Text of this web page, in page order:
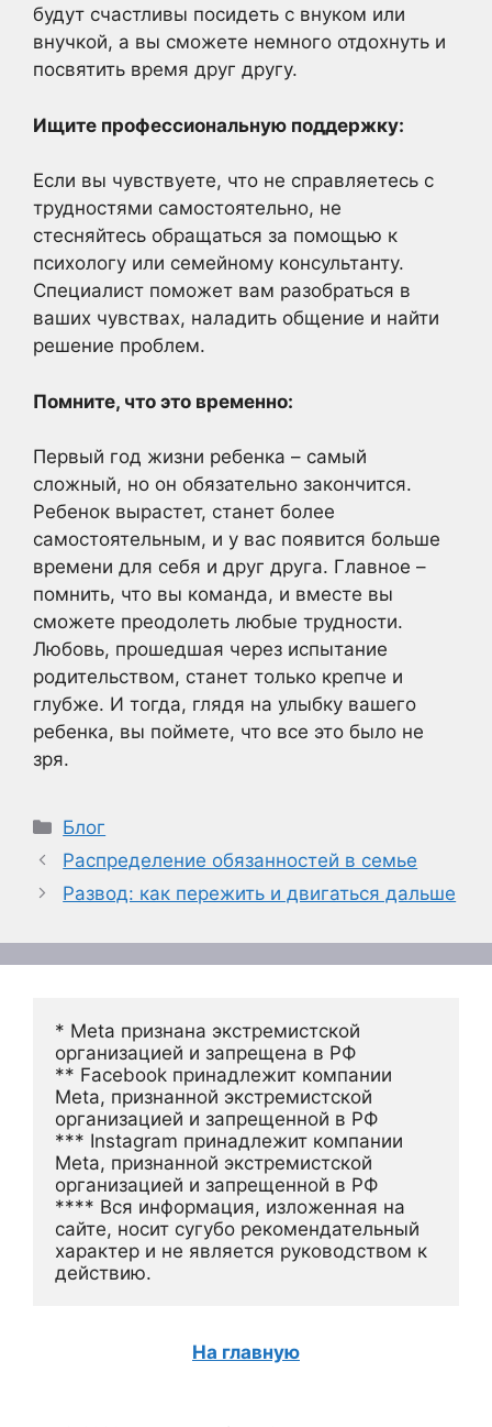
будут счастливы посидеть с внуком или
внучкой, а вы сможете немного отдохнуть и
посвятить время друг другу.
Ищите профессиональную поддержку:
Если вы чувствуете, что не справляетесь с
трудностями самостоятельно, не
стесняйтесь обращаться за помощью к
психологу или семейному консультанту.
Специалист поможет вам разобраться в
ваших чувствах, наладить общение и найти
решение проблем.
Помните, что это временно:
Первый год жизни ребенка – самый
сложный, но он обязательно закончится.
Ребенок вырастет, станет более
самостоятельным, и у вас появится больше
времени для себя и друг друга. Главное –
помнить, что вы команда, и вместе вы
сможете преодолеть любые трудности.
Любовь, прошедшая через испытание
родительством, станет только крепче и
глубже. И тогда, глядя на улыбку вашего
ребенка, вы поймете, что все это было не
зря.
Рубрики
Блог
Распределение обязанностей в семье
Развод: как пережить и двигаться дальше
* Meta признана экстремистской
организацией и запрещена в РФ
** Facebook принадлежит компании
Meta, признанной экстремистской
организацией и запрещенной в РФ
*** Instagram принадлежит компании
Meta, признанной экстремистской
организацией и запрещенной в РФ
**** Вся информация, изложенная на
сайте, носит сугубо рекомендательный
характер и не является руководством к
действию.
На главную